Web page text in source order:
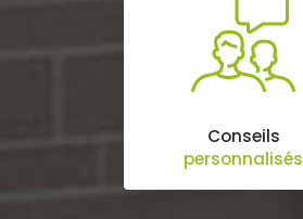
Conseils
personnalisés